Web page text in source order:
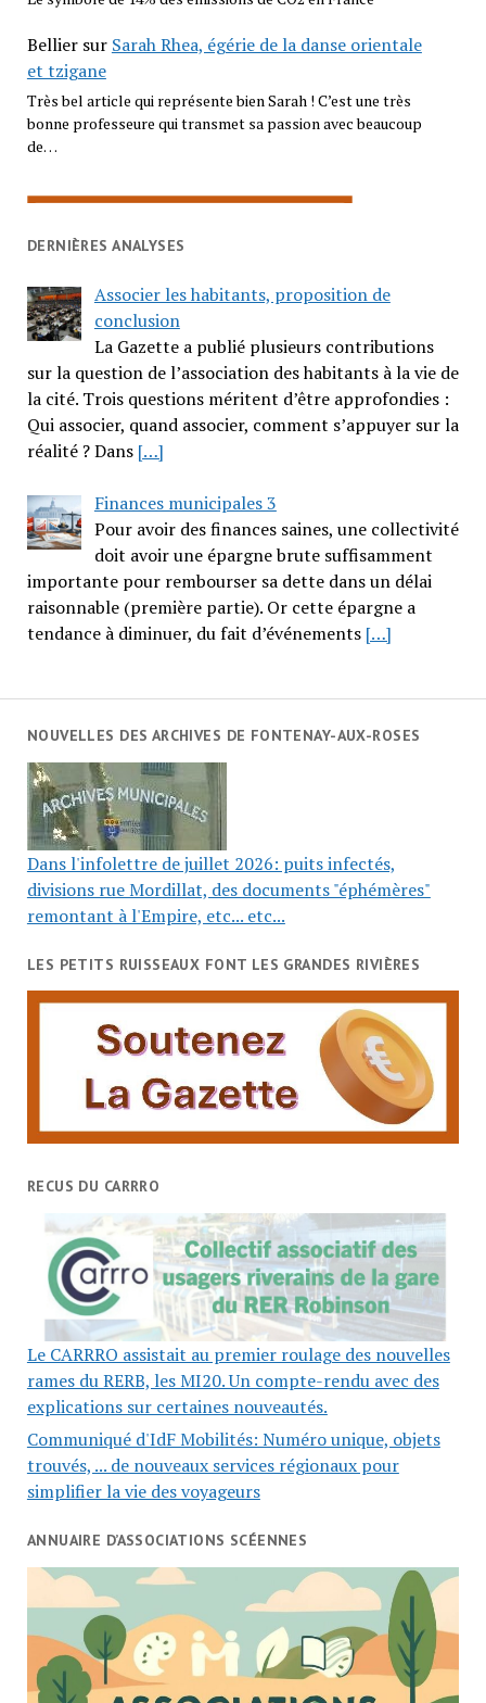
Belliersur Sarah Rhea, égérie de la danse orientale
et tzigane
Très bel article qui représente bien Sarah ! C’est une très
bonne professeure qui transmet sa passion avec beaucoup
de…
DERNIÈRES ANALYSES
Associer les habitants, proposition de
conclusion
La Gazette a publié plusieurs contributions
sur la question de l’association des habitants à la vie de
la cité. Trois questions méritent d’être approfondies :
Qui associer, quand associer, comment s’appuyer sur la
réalité ? Dans […]
Finances municipales 3
Pour avoir des finances saines, une collectivité
doit avoir une épargne brute suffisamment
importante pour rembourser sa dette dans un délai
raisonnable (première partie). Or cette épargne a
tendance à diminuer, du fait d’événements […]
NOUVELLES DES ARCHIVES DE FONTENAY-AUX-ROSES
Dans l'infolettre de juillet 2026: puits infectés,
divisions rue Mordillat, des documents "éphémères"
remontant à l'Empire, etc... etc...
LES PETITS RUISSEAUX FONT LES GRANDES RIVIÈRES
RECUS DU CARRRO
Le CARRRO assistait au premier roulage des nouvelles
rames du RERB, les MI20. Un compte-rendu avec des
explications sur certaines nouveautés.
Communiqué d'IdF Mobilités: Numéro unique, objets
trouvés, ... de nouveaux services régionaux pour
simplifier la vie des voyageurs
ANNUAIRE D’ASSOCIATIONS SCÉENNES